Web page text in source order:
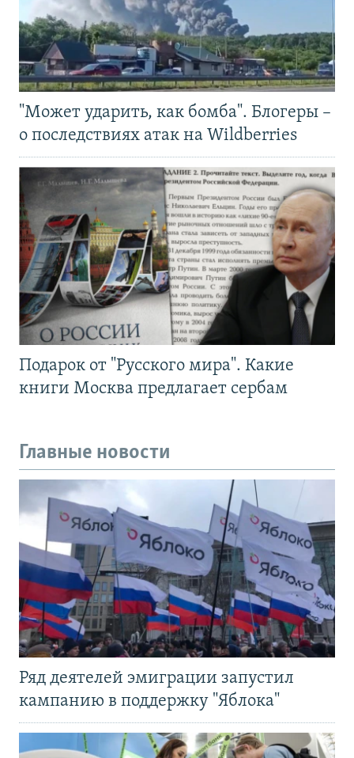
"Может ударить, как бомба". Блогеры –
о последствиях атак на Wildberries
Подарок от "Русского мира". Какие
книги Москва предлагает сербам
Главные новости
Ряд деятелей эмиграции запустил
кампанию в поддержку "Яблока"